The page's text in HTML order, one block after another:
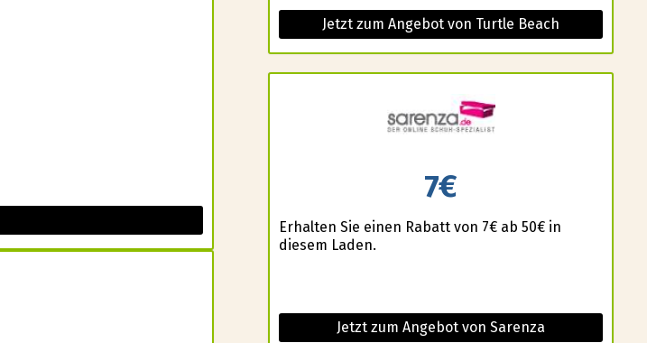
Jetzt zum Angebot von Turtle Beach
7€
Erhalten Sie einen Rabatt von 7€ ab 50€ in
diesem Laden.
Jetzt zum Angebot von Sarenza